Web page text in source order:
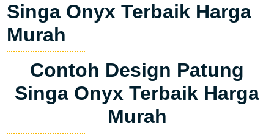
Singa Onyx Terbaik Harga
Murah
Contoh Design Patung
Singa Onyx Terbaik Harga
Murah